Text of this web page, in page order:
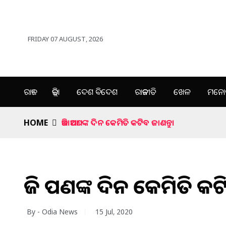
FRIDAY 07 AUGUST, 2026
ରାଜ୍ୟ ଜିଲ୍ଲା ଦେଶ ବିଦେଶ ରାଜନୀତି ଖେଳ
HOME ଆଜି ଆପଣଙ୍କ ଦିନ କେମିତି କଟିବ ଜାଣନ୍ତୁ।
ଆଜି ଆପଣଙ୍କ ଦିନ କେମିତି
By - Odia News 15 Jul, 2020